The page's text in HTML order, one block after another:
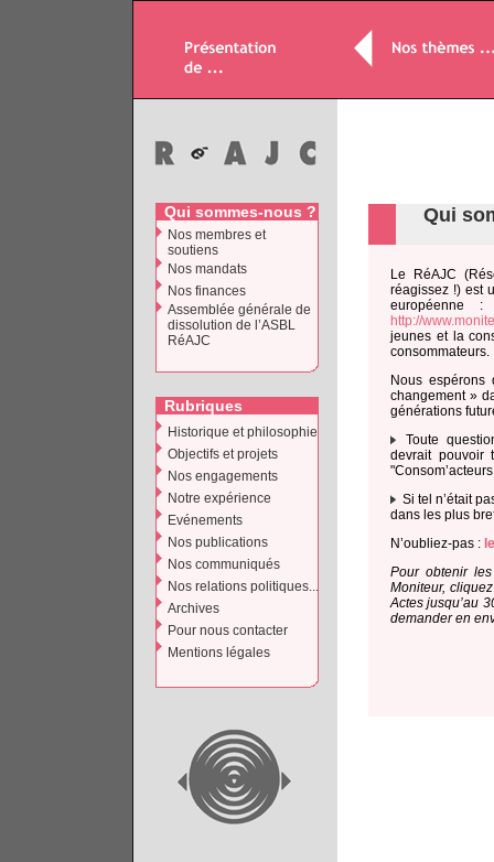
Qui sommes-nous ?
Nos membres et
soutiens
Nos mandats
Nos finances
Assemblée générale de
dissolution de l’ASBL
RéAJC
Rubriques
Historique et philosophie
Objectifs et projets
Nos engagements
Notre expérience
Evénements
Nos publications
Nos communiqués
Nos relations politiques...
Archives
Pour nous contacter
Mentions légales
Qui
Le RéAJC
réagissez !) est
européenne
http://
jeunes et la
consommateurs.
Nous espérons
changement »
générations
Toute
devrait pouvoir
Si tel n’était
dans les plus
N’oubliez-pas :
Pour obtenir
Moniteur,
Actes jusqu’au
demander en